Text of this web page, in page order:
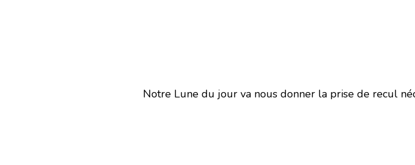
Notre Lune du jour va nous donner la prise de recul